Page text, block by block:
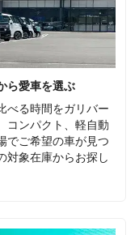
ら愛車を選ぶ
べる時間をガリバー
コンパクト、軽自動
でご希望の車が見つ
対象在庫からお探し